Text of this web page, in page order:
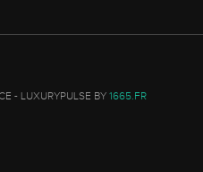
- LUXURYPULSE BY 1665.FR